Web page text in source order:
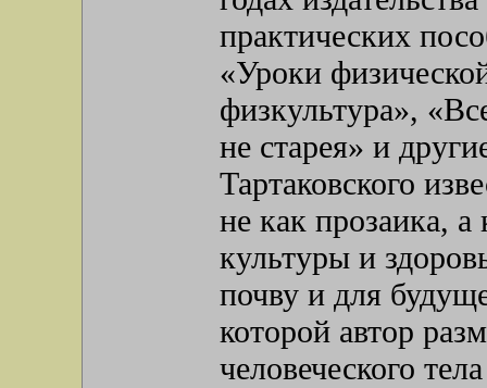
практических
«Уроки
физкультура»,
не старея» и
Тартаковского
не как прозаика, а
культуры и
почву и для
которой автор
человеческого